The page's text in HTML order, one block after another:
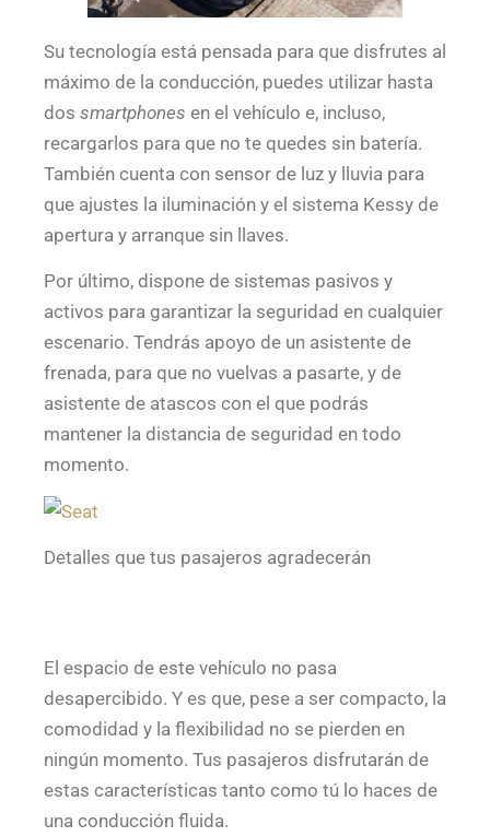
Su tecnología está pensada para que disfrutes al
máximo de la conducción, puedes utilizar hasta
dos smartphones en el vehículo e, incluso,
recargarlos para que no te quedes sin batería.
También cuenta con sensor de luz y lluvia para
que ajustes la iluminación y el sistema Kessy de
apertura y arranque sin llaves.
Por último, dispone de sistemas pasivos y
activos para garantizar la seguridad en cualquier
escenario. Tendrás apoyo de un asistente de
frenada, para que no vuelvas a pasarte, y de
asistente de atascos con el que podrás
mantener la distancia de seguridad en todo
momento.
Detalles que tus pasajeros agradecerán
El espacio de este vehículo no pasa
desapercibido. Y es que, pese a ser compacto, la
comodidad y la flexibilidad no se pierden en
ningún momento. Tus pasajeros disfrutarán de
estas características tanto como tú lo haces de
una conducción fluida.